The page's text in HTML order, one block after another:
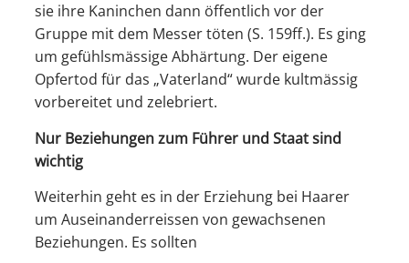
sie ihre Kaninchen dann öffentlich vor der
Gruppe mit dem Messer töten (S. 159ff.). Es ging
um gefühlsmässige Abhärtung. Der eigene
Opfertod für das „Vaterland“ wurde kultmässig
vorbereitet und zelebriert.
Nur Beziehungen zum Führer und Staat sind
wichtig
Weiterhin geht es in der Erziehung bei Haarer
um Auseinanderreissen von gewachsenen
Beziehungen. Es sollten